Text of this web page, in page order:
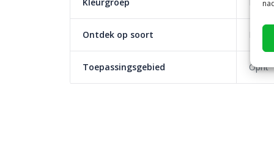
Ontdek op soort
Toepassingsgebied Oprit